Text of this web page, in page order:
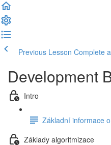
Previous Lesson Complete
Development
Intro
Základní informace
Základy algoritmizace